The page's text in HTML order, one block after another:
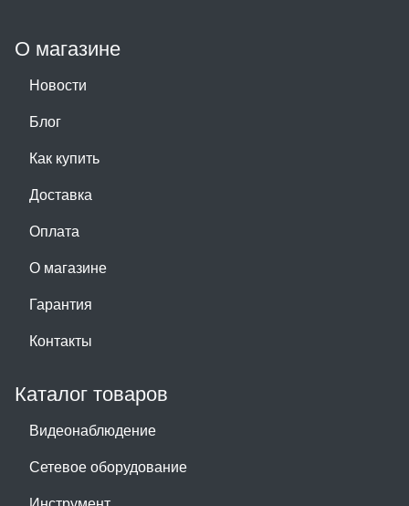
О магазине
Новости
Блог
Как купить
Доставка
Оплата
О магазине
Гарантия
Контакты
Каталог товаров
Видеонаблюдение
Сетевое оборудование